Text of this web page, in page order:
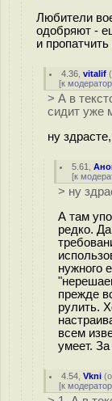
Любители
одобряют -
и
4.36 ,vitalif (
[к
> А в
сидит уже
ну
5.61 ,
[к
> ну
А там
редко.
нужного
прежде
рулить.
всем
умеет.
4.54 ,Vkni (
[к